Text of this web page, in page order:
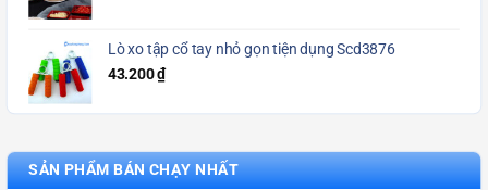
Lò xo tập cổ tay nhỏ gọn tiện dụng Scd3876
43.200₫
SẢN PHẨM BÁN CHẠY NHẤT